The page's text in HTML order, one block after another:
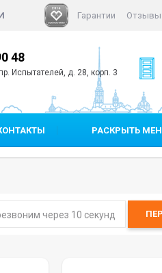
Гарантии Отзывы
48
Испытателей, д. 28, корп. 3
РАСКРЫТЬ